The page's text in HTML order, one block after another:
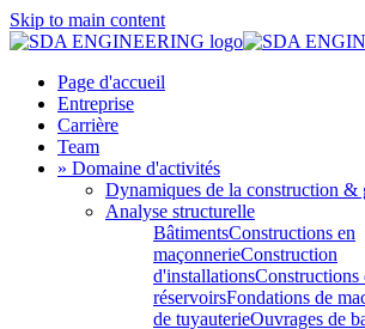
Skip to main content
Page d'accueil
Entreprise
Carrière
Team
» Domaine d'activités
Dynamiques de la construction &
Analyse structurelle
BâtimentsConstructions en
maçonnerieConstruction
d'installationsConstructions
réservoirsFondations de
de tuyauterieOuvrages de